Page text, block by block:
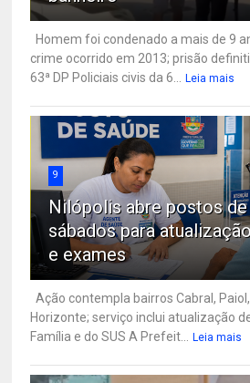
Homem foi condenado a mais de 9
crime ocorrido em 2013; prisão
63ª DP Policiais civis da 6...
Leia mais
9
Nilópolis abre postos
sábados para
e exames
Ação contempla bairros Cabral,
Horizonte; serviço inclui atualização
Família e do SUS A Prefeit...
Leia mais